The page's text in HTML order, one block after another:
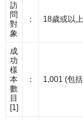
訪
問
對
象
： 18歲或以
成
功
樣
本
數
目
[1]
： 1,001 (包